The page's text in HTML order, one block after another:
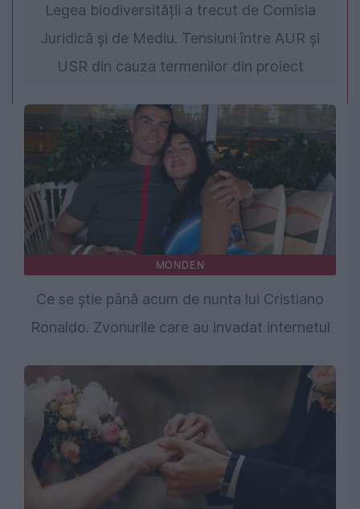
Legea biodiversității a trecut de Comisia
Juridică și de Mediu. Tensiuni între AUR și
USR din cauza termenilor din proiect
MONDEN
Ce se știe până acum de nunta lui Cristiano
Ronaldo. Zvonurile care au invadat internetul